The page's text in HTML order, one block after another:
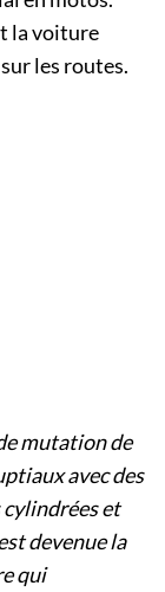
la voiture
les routes.
mutation de
avec des
cylindrées et
devenue la
qui